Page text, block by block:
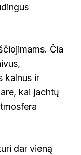
Čia
kalnus ir
kai jachtų
dar vieną